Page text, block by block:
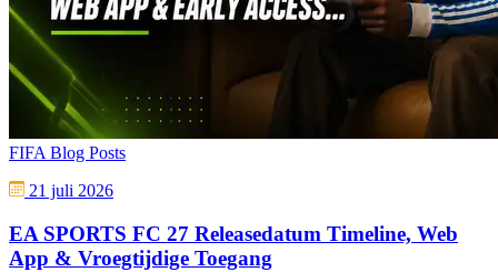
FIFA Blog Posts
21 juli 2026
EA SPORTS FC 27 Releasedatum Timeline, Web
App & Vroegtijdige Toegang